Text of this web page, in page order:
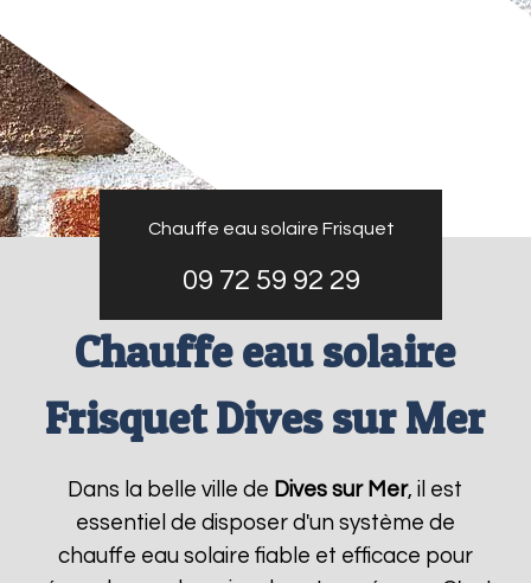
Chauffe eau solaire Frisquet
09 72 59 92 29
Chauffe eau solaire
Frisquet Dives sur Mer
Dans la belle ville de Dives sur Mer, il est
essentiel de disposer d'un système de
chauffe eau solaire fiable et efficace pour